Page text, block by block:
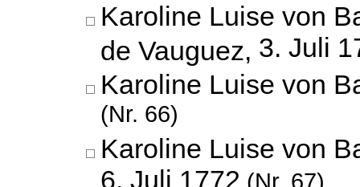
Karoline Luise von
de Vauguez, 3. Juli
Karoline Luise von
(Nr. 66)
Karoline Luise von
6. Juli 1772 (Nr. 67)